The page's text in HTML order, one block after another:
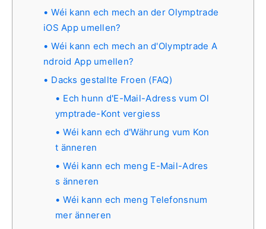
Wéi kann ech mech an der Olymptrade
iOS App umellen?
Wéi kann ech mech an d'Olymptrade A
ndroid App umellen?
Dacks gestallte Froen (FAQ)
Ech hunn d'E-Mail-Adress vum Ol
ymptrade-Kont vergiess
Wéi kann ech d'Währung vum Kon
t änneren
Wéi kann ech meng E-Mail-Adres
s änneren
Wéi kann ech meng Telefonsnum
mer änneren